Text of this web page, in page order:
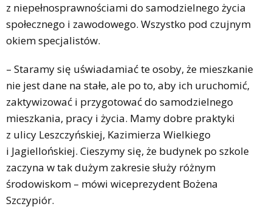
z niepełnosprawnościami do samodzielnego życia
społecznego i zawodowego. Wszystko pod czujnym
okiem specjalistów.
– Staramy się uświadamiać te osoby, że mieszkanie
nie jest dane na stałe, ale po to, aby ich uruchomić,
zaktywizować i przygotować do samodzielnego
mieszkania, pracy i życia. Mamy dobre praktyki
z ulicy Leszczyńskiej, Kazimierza Wielkiego
i Jagiellońskiej. Cieszymy się, że budynek po szkole
zaczyna w tak dużym zakresie służy różnym
środowiskom – mówi wiceprezydent Bożena
Szczypiór.